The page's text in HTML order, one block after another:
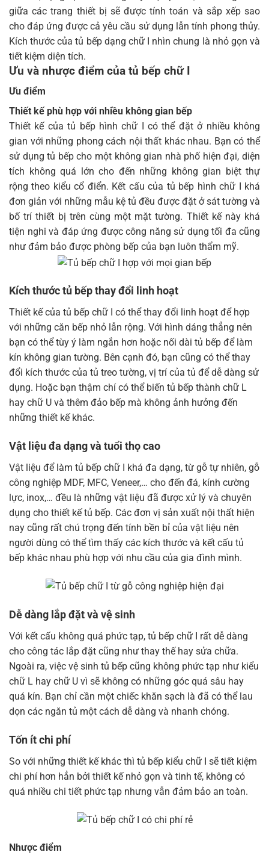
giữa các trang thiết bị sẽ được tính toán và sắp xếp sao
cho đáp ứng được cả yêu cầu sử dụng lẫn tính phong thủy.
Kích thước của tủ bếp dạng chữ I nhìn chung là nhỏ gọn và
tiết kiệm diện tích.
Ưu và nhược điểm của tủ bếp chữ I
Ưu điểm
Thiết kế phù hợp với nhiều không gian bếp
Thiết kế của tủ bếp hình chữ I có thể đặt ở nhiều không
gian với những phong cách nội thất khác nhau. Bạn có thể
sử dụng tủ bếp cho một không gian nhà phố hiện đại, diện
tích không quá lớn cho đến những không gian biệt thự
rộng theo kiểu cổ điển. Kết cấu của tủ bếp hình chữ I khá
đơn giản với những mẫu kệ tủ đều được đặt ở sát tường và
bố trí thiết bị trên cùng một mặt tường. Thiết kế này khá
tiện nghi và đáp ứng được công năng sử dụng tối đa cũng
như đảm bảo được phòng bếp của bạn luôn thẩm mỹ.
Kích thước tủ bếp thay đổi linh hoạt
Thiết kế của tủ bếp chữ I có thể thay đổi linh hoạt để hợp
với những căn bếp nhỏ lẫn rộng. Với hình dáng thẳng nên
bạn có thể tùy ý làm ngắn hơn hoặc nối dài tủ bếp để làm
kín không gian tường. Bên cạnh đó, bạn cũng có thể thay
đổi kích thước của tủ treo tường, vị trí của tủ để dễ dàng sử
dụng. Hoặc bạn thậm chí có thể biến tủ bếp thành chữ L
hay chữ U và thêm đảo bếp mà không ảnh hưởng đến
những thiết kế khác.
Vật liệu đa dạng và tuổi thọ cao
Vật liệu để làm tủ bếp chữ I khá đa dạng, từ gỗ tự nhiên, gỗ
công nghiệp MDF, MFC, Veneer,… cho đến đá, kính cường
lực, inox,… đều là những vật liệu đã được xử lý và chuyên
dụng cho thiết kế tủ bếp. Các đơn vị sản xuất nội thất hiện
nay cũng rất chú trọng đến tính bền bỉ của vật liệu nên
người dùng có thể tìm thấy các kích thước và kết cấu tủ
bếp khác nhau phù hợp với nhu cầu của gia đình mình.
Dễ dàng lắp đặt và vệ sinh
Với kết cấu không quá phức tạp, tủ bếp chữ I rất dễ dàng
cho công tác lắp đặt cũng như thay thế hay sửa chữa.
Ngoài ra, việc vệ sinh tủ bếp cũng không phức tạp như kiểu
chữ L hay chữ U vì sẽ không có những góc quá sâu hay
quá kín. Bạn chỉ cần một chiếc khăn sạch là đã có thể lau
dọn các ngăn tủ một cách dễ dàng và nhanh chóng.
Tốn ít chi phí
So với những thiết kế khác thì tủ bếp kiểu chữ I sẽ tiết kiệm
chi phí hơn hẳn bởi thiết kế nhỏ gọn và tinh tế, không có
quá nhiều chi tiết phức tạp nhưng vẫn đảm bảo an toàn.
Nhược điểm